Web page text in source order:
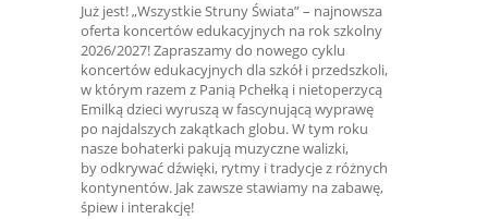
Już jest! „Wszystkie Struny Świata” – najnowsza
oferta koncertów edukacyjnych na rok szkolny
2026/2027! Zapraszamy do nowego cyklu
koncertów edukacyjnych dla szkół i przedszkoli,
w którym razem z Panią Pchełką i nietoperzycą
Emilką dzieci wyruszą w fascynującą wyprawę
po najdalszych zakątkach globu. W tym roku
nasze bohaterki pakują muzyczne walizki,
by odkrywać dźwięki, rytmy i tradycje z różnych
kontynentów. Jak zawsze stawiamy na zabawę,
śpiew i interakcję!